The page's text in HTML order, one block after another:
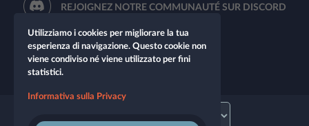
REJOIGNEZ NOTRE COMMUNAUTÉ SUR DISCORD
Utilizziamo i cookies per migliorare la tua
esperienza di navigazione. Questo cookie non
viene condiviso né viene utilizzato per fini
statistici.
Informativa sulla Privacy